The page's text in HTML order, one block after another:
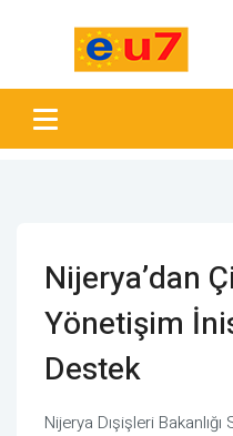
Nijerya’dan
Yönetişim
Destek
Nijerya Dışişleri